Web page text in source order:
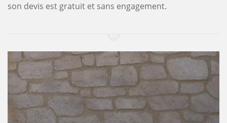
son devis est gratuit et sans engagement.